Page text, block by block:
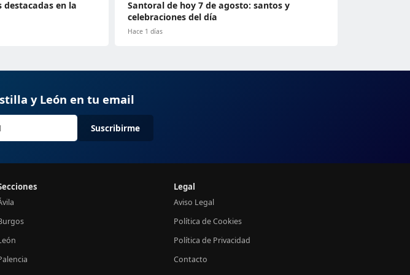
destacadas en la
Santoral de hoy 7 de agosto: santos y
celebraciones del día
Hace 1 días
y León en tu email
Suscribirme
Legal
Aviso Legal
Política de Cookies
Política de Privacidad
Contacto